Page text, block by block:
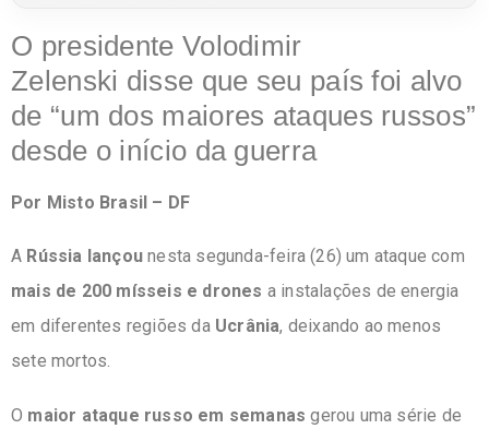
c
e
b
o
k
at
s
A
p
ail
O presidente Volodimir
Zelenski disse que seu país foi alvo
de “um dos maiores ataques russos”
desde o início da guerra
Por Misto Brasil – DF
A Rússia lançou nesta segunda-feira (26) um ataque com
mais de 200 mísseis e drones a instalações de energia
em diferentes regiões da Ucrânia, deixando ao menos
sete mortos.
O maior ataque russo em semanas gerou uma série de